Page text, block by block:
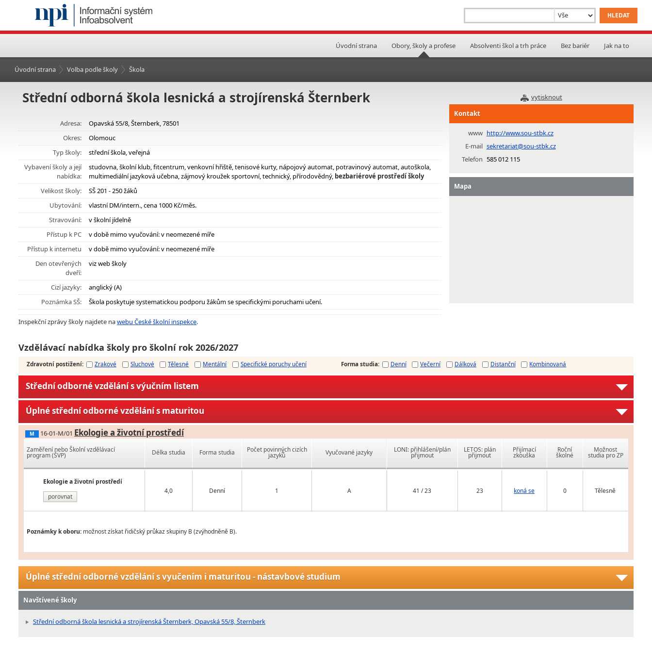
Úvodní strana Obory, školy a profese Absolventi škol a trh práce Bez bariér Jak na to
Úvodní strana Volba podle školy Škola
vytisknout
Střední odborná škola lesnická a strojírenská Šternberk
Adresa:
Opavská 55/8, Šternberk, 78501
Okres:
Olomouc
Typ školy:
střední škola, veřejná
Vybavení školy a její
nabídka:
studovna, školní klub, fitcentrum, venkovní hřiště, tenisové kurty, nápojový automat, potravinový automat, autoškola,
multimediální jazyková učebna, zájmový kroužek sportovní, technický, přírodovědný, bezbariérové prostředí školy
Velikost školy:
SŠ 201 - 250 žáků
Ubytování:
vlastní DM/intern., cena 1000 Kč/měs.
Stravování:
v školní jídelně
Přístup k PC
v době mimo vyučování: v neomezené míře
Přístup k internetu
v době mimo vyučování: v neomezené míře
Den otevřených
dveří:
viz web školy
Cizí jazyky:
anglický (A)
Poznámka SŠ:
Škola poskytuje systematickou podporu žákům se specifickými poruchami učení.
Inspekční zprávy školy najdete nawebu České školní inspekce.
Kontakt
www http://www.sou-stbk.cz
E-mail sekretariat@sou-stbk.cz
Telefon 585 012 115
Mapa
Vzdělávací nabídka školy pro školní rok 2026/2027
Zdravotní postižení: Zrakové Sluchové Tělesné Mentální Specifické poruchy učení Forma studia: Denní Večerní Dálková Distanční Kombinovaná
Střední odborné vzdělání s výučním listem
Úplné střední odborné vzdělání s maturitou
M 16-01-M/01 Ekologie a životní prostředí
Zaměření nebo Školní vzdělávací
program (ŠVP)
Ekologie a životní prostředí
porovnat
Délka studia Forma studia Počet povinných cizích
jazyků Vyučované jazyky
4,0 Denní 1 A
LONI: přihlášení/plán
přijmout
LETOS: plán
přijmout
Přijímací
zkouška
Roční
školné
Možnost
studia pro ZP
41 / 23 23 koná se 0 Tělesně
Poznámky k oboru: možnost získat řidičský průkaz skupiny B (zvýhodněně B).
Úplné střední odborné vzdělání s vyučením i maturitou - nástavbové studium
Navštívené školy
Střední odborná škola lesnická a strojírenská Šternberk, Opavská 55/8, Šternberk